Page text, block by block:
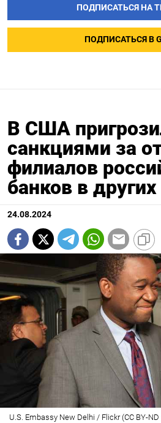
ПОДПИСАТЬСЯ НА
ПОДПИСАТЬСЯ В
В США
санкциями за
филиалов
банков в
24.08.2024
U.S. Embassy New Delhi / Flickr (CC BY-ND